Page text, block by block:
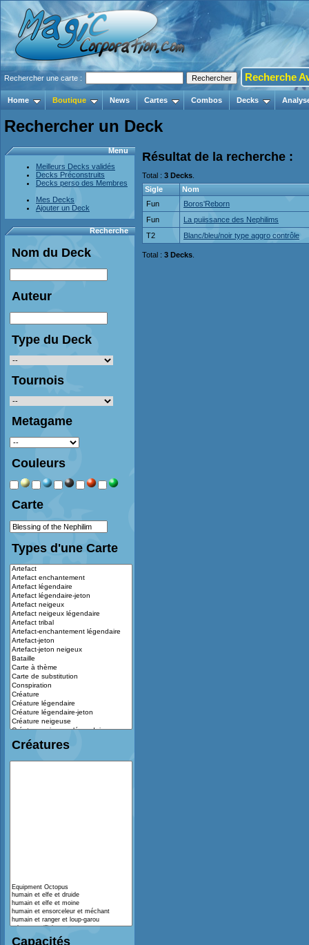
Rechercher une carte : Recherche
Home Boutique News Cartes Combos Decks
Rechercher un Deck
Menu
Meilleurs Decks validés
Decks Préconstruits
Decks perso des Membres
Mes Decks
Ajouter un Deck
Recherche
Nom du Deck
Auteur
Type du Deck
Tournois
Metagame
Couleurs
Carte
Types d'une Carte
Créatures
Capacités
Résultat de la recherche :
Total : 3 Decks
Sigle
Nom
Fun
Boros'Reborn
Fun
La puiissance des Nephilims
T2
Blanc/bleu/noir type aggro contrôle
Total : 3 Decks